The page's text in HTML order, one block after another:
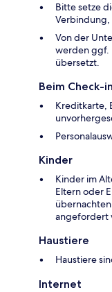
Bitte setze
Verbindung,
Von der
werden ggf.
übersetzt.
Beim Check-
Kreditkarte,
Kinder
Kinder im
Eltern oder
angefordert
Haustiere
Haustiere
Internet